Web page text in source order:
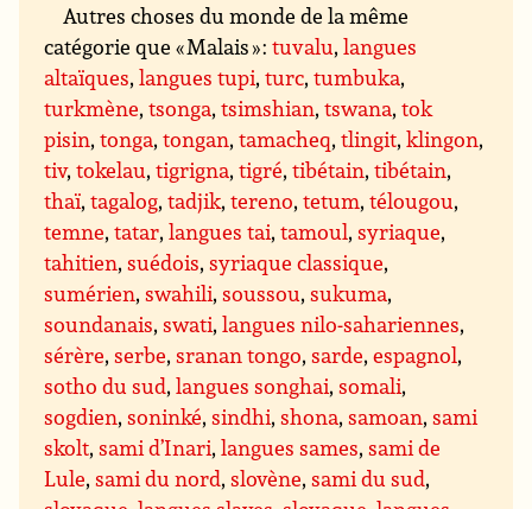
Autres choses du monde de la même
catégorie que « Malais » :tuvalu,langues
altaïques,langues tupi,turc,tumbuka,
turkmène,tsonga,tsimshian,tswana,tok
pisin,tonga,tongan,tamacheq,tlingit,klingon,
tiv,tokelau,tigrigna,tigré,tibétain,tibétain,
thaï,tagalog,tadjik,tereno,tetum,télougou,
temne,tatar,langues tai,tamoul,syriaque,
tahitien,suédois,syriaque classique,
sumérien,swahili,soussou,sukuma,
soundanais,swati,langues nilo-sahariennes,
sérère,serbe,sranan tongo,sarde,espagnol,
sotho du sud,langues songhai,somali,
sogdien,soninké,sindhi,shona,samoan,sami
skolt,sami d’Inari,langues sames,sami de
Lule,sami du nord,slovène,sami du sud,